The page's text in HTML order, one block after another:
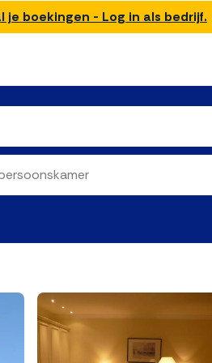
je boekingen - Log in als bedrijf.